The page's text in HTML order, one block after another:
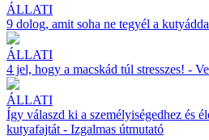
ÁLLATI
9 dolog, amit soha ne tegyél a
ÁLLATI
4 jel, hogy a macskád túl stresszes! -
ÁLLATI
Így válaszd ki a személyiségedhez és
kutyafajtát - Izgalmas útmutató